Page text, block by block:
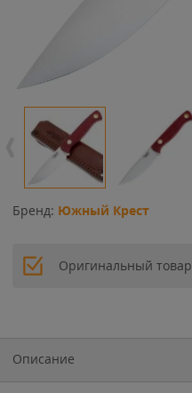
Бренд: Южный Крест
Оригинальный товар
Описание